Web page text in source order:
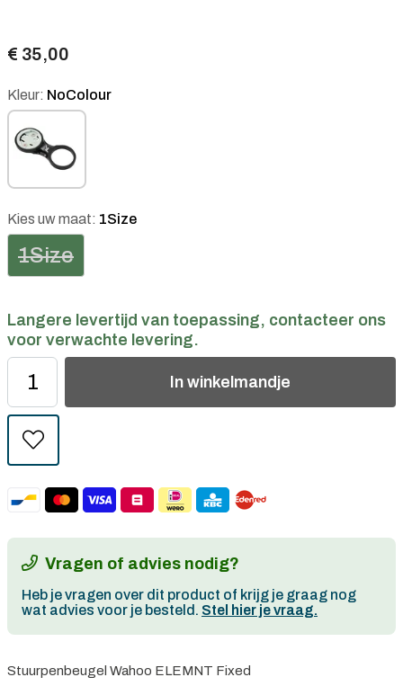
€ 35,00
Kleur: NoColour
Kies uw maat: 1Size
1Size
Langere levertijd van toepassing, contacteer ons
voor verwachte levering.
In winkelmandje
Vragen of advies nodig?
Heb je vragen over dit product of krijg je graag nog
wat advies voor je besteld. Stel hier je vraag.
Stuurpenbeugel Wahoo ELEMNT Fixed
Gratis verzending in België vanaf €100